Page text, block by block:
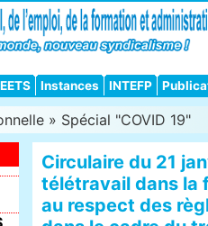
Instances INTEFP
» Spécial "COVID 19"
Circulaire du 21
télétravail dans la
au respect des